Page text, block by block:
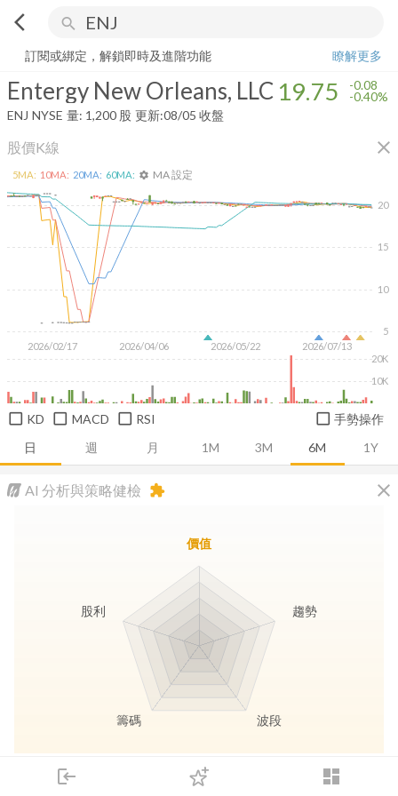
arrow_back_ios search
login dashboard
下單
Entergy New Orleans, LLC
訂閱或綁定，解鎖即時及進階功能
瞭解更多
Entergy New Orleans, LLC 19.75 -0.08
-0.40%
ENJ NYSE 量: 1,200 股 更新:08/05 收盤
股價K線 close
日 週 月 1M 3M 6M 1Y
2026/02/17 2026/04/06 2026/05/22 2026/07/13
5
10
15
20
10K
20K
5MA: 10MA: 20MA: 60MA: settings MA 設定
KD MACD RSI 手勢操作
AI 分析與策略健檢 close
extension
長線價值 存股收息
價值
趨勢
波段
籌碼
股利